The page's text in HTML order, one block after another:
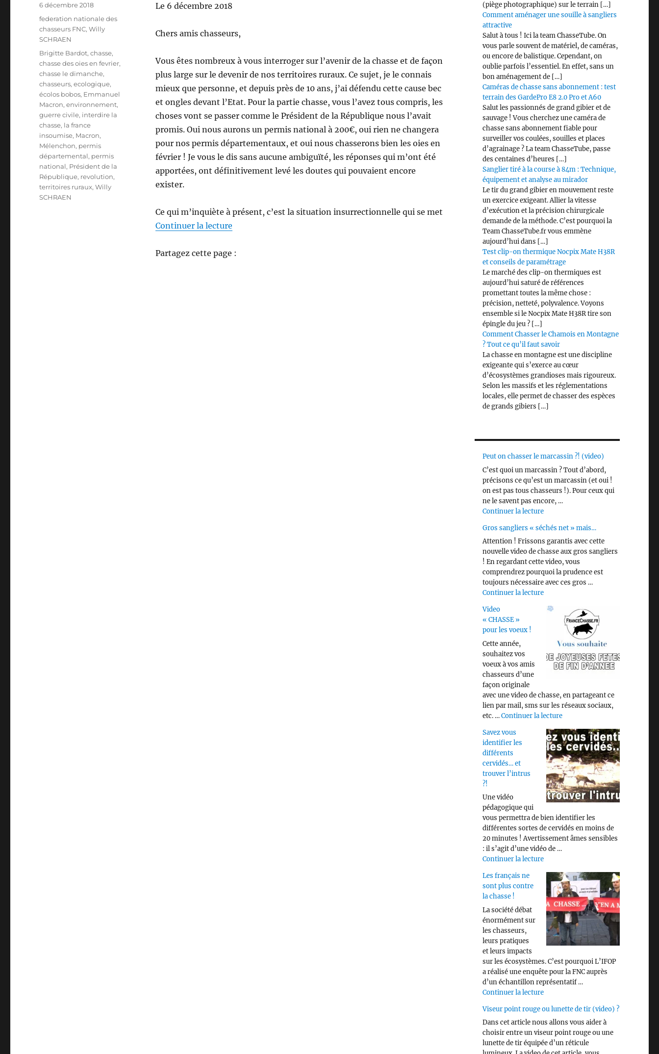
Le 6 décembre 2018
Chers amis chasseurs,
Vous êtes nombreux à vous interroger sur l’avenir de la chasse et de façon
plus large sur le devenir de nos territoires ruraux. Ce sujet, je le connais
mieux que personne, et depuis près de 10 ans, j’ai défendu cette cause bec
et ongles devant l’Etat. Pour la partie chasse, vous l’avez tous compris, les
choses vont se passer comme le Président de la République nous l’avait
promis. Oui nous aurons un permis national à 200€, oui rien ne changera
pour nos permis départementaux, et oui nous chasserons bien les oies en
février ! Je vous le dis sans aucune ambiguïté, les réponses qui m’ont été
apportées, ont définitivement levé les doutes qui pouvaient encore
exister.
Ce qui m’inquiète à présent, c’est la situation insurrectionnelle qui se met
Continuer la lecturede « Lettre ouverte aux chasseurs »
Partagez cette page :
P
u
b
é
l
e
6 décembre 2018
C
a
t
g
federation nationale des
chasseurs FNC,Willy
SCHRAEN
É
t
i
q
u
e
t
t
e
s
Brigitte Bardot,chasse,
chasse des oies en fevrier,
chasse le dimanche,
chasseurs,ecologique,
écolos bobos, Emmanuel
Macron,environnement,
guerre civile, interdire la
chasse, la france
insoumise, Macron,
Mélenchon, permis
départemental, permis
national, Président de la
République, revolution,
territoires ruraux,Willy
SCHRAEN
(piège photographique) sur le terrain […]
Comment aménager une souille à sangliers
attractive
Salut à tous ! Ici la team ChasseTube. On
vous parle souvent de matériel, de caméras,
ou encore de balistique. Cependant, on
oublie parfois l’essentiel. En effet, sans un
bon aménagement de […]
Caméras de chasse sans abonnement : test
terrain des GardePro E8 2.0 Pro et A60
Salut les passionnés de grand gibier et de
sauvage ! Vous cherchez une caméra de
chasse sans abonnement fiable pour
surveiller vos coulées, souilles et places
d’agrainage ? La team ChasseTube, passe
des centaines d’heures […]
Sanglier tiré à la course à 84m : Technique,
équipement et analyse au mirador
Le tir du grand gibier en mouvement reste
un exercice exigeant. Allier la vitesse
d’exécution et la précision chirurgicale
demande de la méthode. C’est pourquoi la
Team ChasseTube.fr vous emmène
aujourd’hui dans […]
Test clip-on thermique Nocpix Mate H38R
et conseils de paramétrage
Le marché des clip-on thermiques est
aujourd’hui saturé de références
promettant toutes la même chose :
précision, netteté, polyvalence. Voyons
ensemble si le Nocpix Mate H38R tire son
épingle du jeu ? […]
Comment Chasser le Chamois en Montagne
? Tout ce qu’il faut savoir
La chasse en montagne est une discipline
exigeante qui s’exerce au cœur
d’écosystèmes grandioses mais rigoureux.
Selon les massifs et les réglementations
locales, elle permet de chasser des espèces
de grands gibiers […]
Peut on chasser le marcassin ?! (video)
C’est quoi un marcassin ? Tout d’abord,
précisons ce qu’est un marcassin (et oui !
on est pas tous chasseurs !). Pour ceux qui
ne le savent pas encore, …
Continuer la lecturede « Peut on chasser le marcassin ?!
Gros sangliers « séchés net » mais…
Attention ! Frissons garantis avec cette
nouvelle video de chasse aux gros sangliers
! En regardant cette video, vous
comprendrez pourquoi la prudence est
toujours nécessaire avec ces gros …
Continuer la lecturede « Gros sangliers « séchés net »
Video
« CHASSE »
pour les voeux !
Cette année,
souhaitez vos
voeux à vos amis
chasseurs d’une
façon originale
avec une video de chasse, en partageant ce
lien par mail, sms sur les réseaux sociaux,
etc. …Continuer la lecturede « Video « CHASSE » pour
Savez vous
identifier les
différents
cervidés… et
trouver l’intrus
?!
Une vidéo
pédagogique qui
vous permettra de bien identifier les
différentes sortes de cervidés en moins de
20 minutes ! Avertissement âmes sensibles
: il s’agit d’une vidéo de …
Continuer la lecturede « Savez vous identifier les
Les français ne
sont plus contre
la chasse !
La société débat
énormément sur
les chasseurs,
leurs pratiques
et leurs impacts
sur les écosystèmes. C’est pourquoi L’IFOP
a réalisé une enquête pour la FNC auprès
d’un échantillon représentatif …
Continuer la lecturede « Les français ne sont plus contre
Viseur point rouge ou lunette de tir (video) ?
Dans cet article nous allons vous aider à
choisir entre un viseur point rouge ou une
lunette de tir équipée d’un réticule